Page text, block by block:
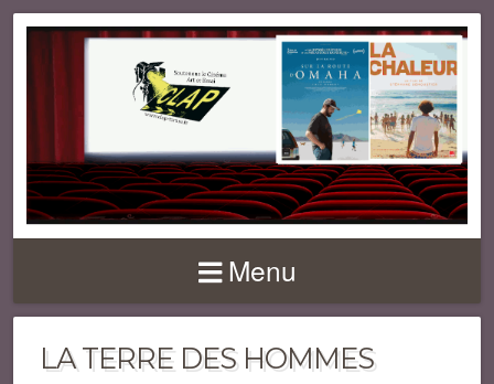
Menu
LA TERRE DES HOMMES